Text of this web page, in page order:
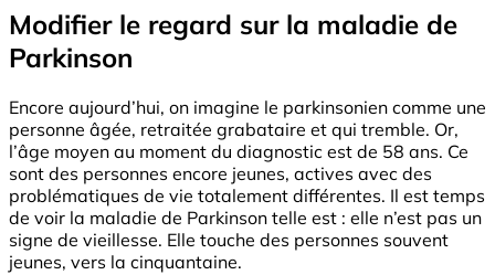
Modifier le regard sur la maladie de
Parkinson
Encore aujourd’hui, on imagine le parkinsonien comme une
personne âgée, retraitée grabataire et qui tremble. Or,
l’âge moyen au moment du diagnostic est de 58 ans. Ce
sont des personnes encore jeunes, actives avec des
problématiques de vie totalement différentes. Il est temps
de voir la maladie de Parkinson telle est : elle n’est pas un
signe de vieillesse. Elle touche des personnes souvent
jeunes, vers la cinquantaine.